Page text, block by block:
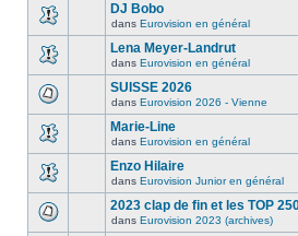
DJ Bobo
dans Eurovision en général
Lena Meyer-Landrut
dans Eurovision en général
SUISSE 2026
dans Eurovision 2026 - Vienne
Marie-Line
dans Eurovision en général
Enzo Hilaire
dans Eurovision Junior en général
2023 clap de fin et les TOP
dans Eurovision 2023 (archives)